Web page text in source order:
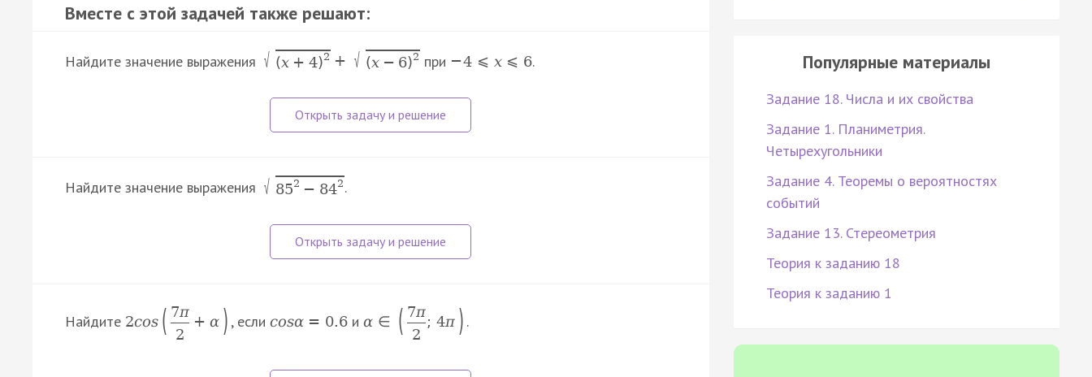
Вместе с этой задачей также решают:
Найдите значение выражения √ (x + 4)2 + √ (x − 6)2 при −4 ⩽ x ⩽ 6.
Найдите значение выражения √ 852 − 842 .
Найдите 2cos ( 7π
2
+ α ) , если cosα = 0.6и α ∈ ( 7π
2
; 4π ) .
Популярные материалы
Задание 18. Числа и их свойства
Задание 1. Планиметрия.
Четырехугольники
Задание 4. Теоремы о вероятностях
событий
Задание 13. Стереометрия
Теория к заданию 18
Теория к заданию 1